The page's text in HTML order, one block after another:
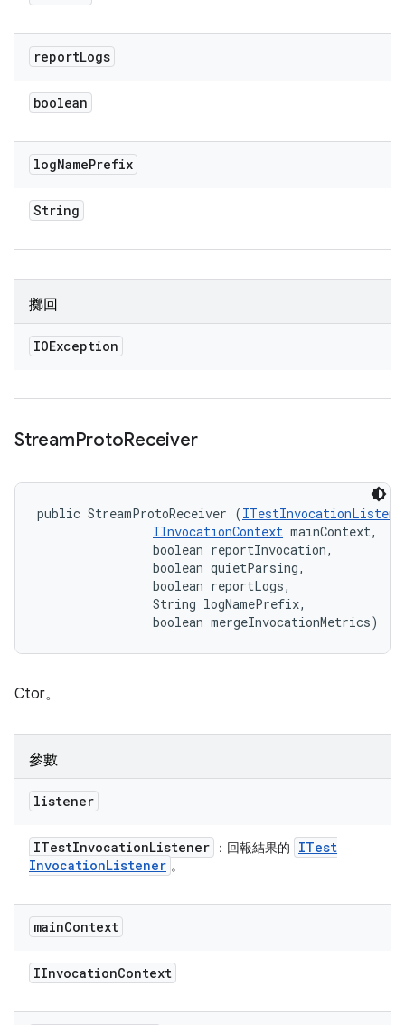
reportLogs
boolean
logNamePrefix
String
擲回
IOException
StreamProtoReceiver
public StreamProtoReceiver (
IInvocationContext mainContext,
                boolean reportInvocation,
                boolean quietParsing,
                boolean reportLogs,
                String logNamePrefix,
                boolean mergeInvocationMetrics)
Ctor。
參數
listener
ITestInvocationListener ：回報結果的
ITest
InvocationListener 。
mainContext
IInvocationContext